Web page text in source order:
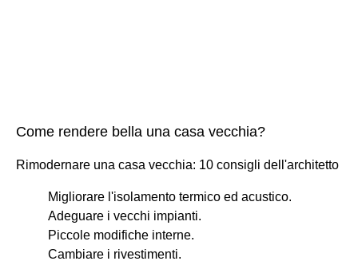
Come rendere bella una casa vecchia?
Rimodernare una casa vecchia: 10 consigli dell'architetto
Migliorare l'isolamento termico ed acustico.
Adeguare i vecchi impianti.
Piccole modifiche interne.
Cambiare i rivestimenti.